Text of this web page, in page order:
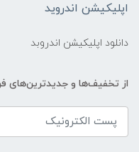
اپلیکیشن اندروید
دانلود اپلیکیشن اندروبد
از تخفیف‌ها و جدیدترین‌های